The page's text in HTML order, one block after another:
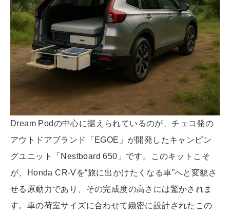
Dream Podの中心に据えられているのが、チェコ発の
アウトドアブランド「EGOE」が開発したキャンピン
グユニット「Nestboard 650」です。このキットこそ
が、Honda CR-Vを“旅に出かけたくなる車”へと変貌さ
せる原動力であり、その完成度の高さには驚かされま
す。車の荷室サイズに合わせて緻密に設計されたこの